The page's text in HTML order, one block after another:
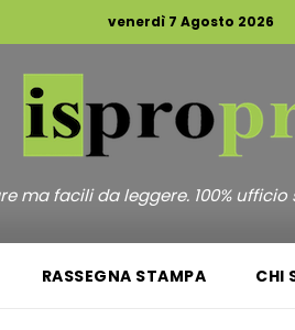
venerdì 7 Agosto 2026
ma facili da leggere. 100%
RASSEGNA STAMPA CHI